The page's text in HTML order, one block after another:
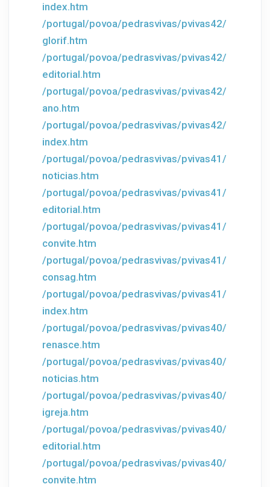
index.htm
/portugal/povoa/pedrasvivas/pvivas42/
glorif.htm
/portugal/povoa/pedrasvivas/pvivas42/
editorial.htm
/portugal/povoa/pedrasvivas/pvivas42/
ano.htm
/portugal/povoa/pedrasvivas/pvivas42/
index.htm
/portugal/povoa/pedrasvivas/pvivas41/
noticias.htm
/portugal/povoa/pedrasvivas/pvivas41/
editorial.htm
/portugal/povoa/pedrasvivas/pvivas41/
convite.htm
/portugal/povoa/pedrasvivas/pvivas41/
consag.htm
/portugal/povoa/pedrasvivas/pvivas41/
index.htm
/portugal/povoa/pedrasvivas/pvivas40/
renasce.htm
/portugal/povoa/pedrasvivas/pvivas40/
noticias.htm
/portugal/povoa/pedrasvivas/pvivas40/
igreja.htm
/portugal/povoa/pedrasvivas/pvivas40/
editorial.htm
/portugal/povoa/pedrasvivas/pvivas40/
convite.htm